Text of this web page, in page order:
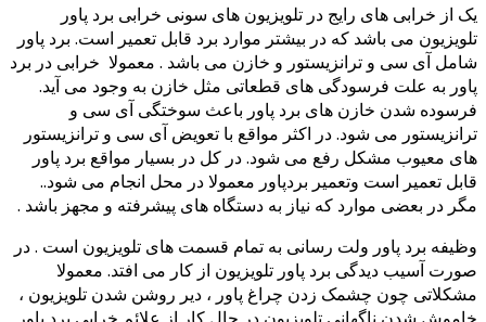
از خرابی های رایج در تلویزیون های سونی خرابی برد پاور
می باشد که در بیشتر موارد برد قابل تعمیر است. برد پاور
آی سی و ترانزیستور و خازن می باشد . معمولا خرابی در برد
به علت فرسودگی های قطعاتی مثل خازن به وجود می آید.
شدن خازن های برد پاور باعث سوختگی آی سی و
می شود. در اکثر مواقع با تعویض آی سی و ترانزیستور
معیوب مشکل رفع می شود. در کل در بسیار مواقع برد پاور
تعمیر است وتعمیر بردپاور معمولا در محل انجام می شود..
در بعضی موارد که نیاز به دستگاه های پیشرفته و مجهز باشد .
برد پاور ولت رسانی به تمام قسمت های تلویزیون است . در
آسیب دیدگی برد پاور تلویزیون از کار می افتد. معمولا
چون چشمک زدن چراغ پاور ، دیر روشن شدن تلویزیون ،